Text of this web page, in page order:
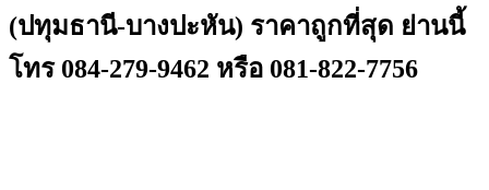
(ปทุมธานี-บางปะหัน) ราคาถูกที่สุด ย่านนี้
โทร 084-279-9462 หรือ 081-822-7756